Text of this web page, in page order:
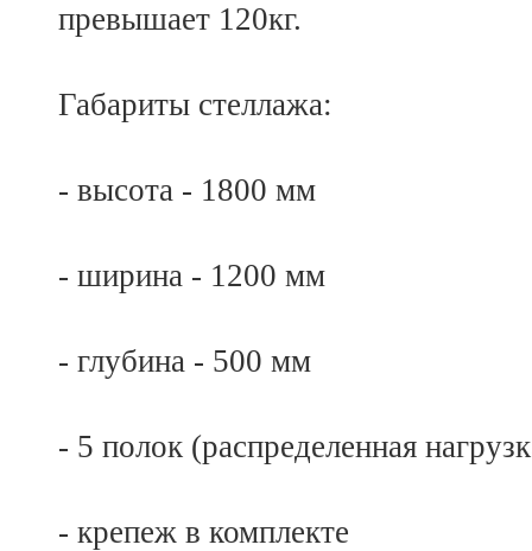
превышает 120кг.
Габариты стеллажа:
- высота - 1800 мм
- ширина - 1200 мм
- глубина - 500 мм
- 5 полок (распределенная
- крепеж в комплекте